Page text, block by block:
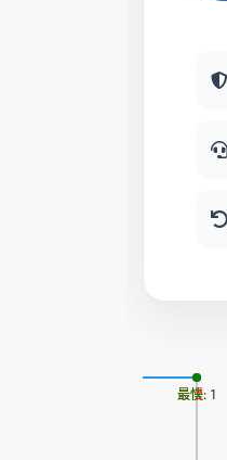
最慢: 1
最快: 1